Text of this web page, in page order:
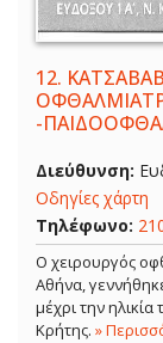
12.
-
Διεύθυνση:
Οδηγίες χάρτη
Τηλέφωνο:
Ο χειρουργός
Αθήνα,
μέχρι την
Κρήτης. »